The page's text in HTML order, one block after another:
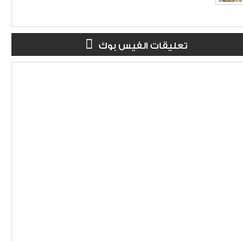
تعليقات الفيس بوك